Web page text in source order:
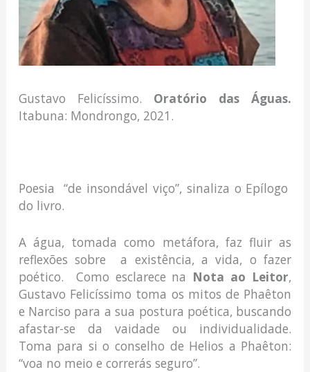
Gustavo Felicíssimo. Oratório das Águas.
Itabuna: Mondrongo, 2021.
Poesia “de insondável viço”, sinaliza o Epílogo
do livro.
A água, tomada como metáfora, faz fluir as
reflexões sobre a existência, a vida, o fazer
poético. Como esclarece na Nota ao Leitor,
Gustavo Felicíssimo toma os mitos de Phaêton
e Narciso para a sua postura poética, buscando
afastar-se da vaidade ou individualidade.
Toma para si o conselho de Helios a Phaêton:
“voa no meio e correrás seguro”.